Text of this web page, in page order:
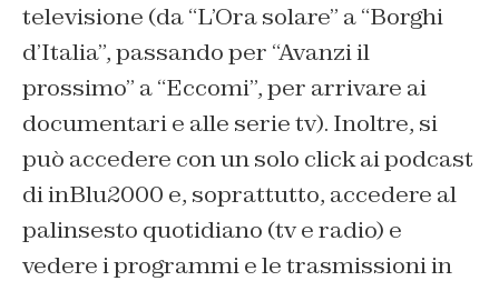
televisione (da “L’Ora solare” a “Borghi
d’Italia”, passando per “Avanzi il
prossimo” a “Eccomi”, per arrivare ai
documentari e alle serie tv). Inoltre, si
può accedere con un solo click ai podcast
di inBlu2000 e, soprattutto, accedere al
palinsesto quotidiano (tv e radio) e
vedere i programmi e le trasmissioni in